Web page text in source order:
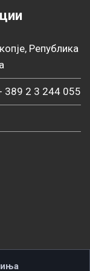
Република
389 2 3 244 055